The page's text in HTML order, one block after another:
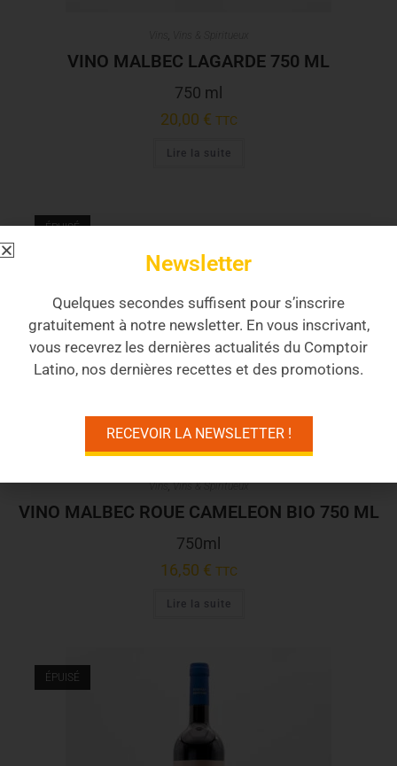
VINO MALBEC LAGARDE 750 ML
750 ml
20,00 € TTC
Lire la suite
ÉPUISÉ
Vins,Vins & Spiritueux
VINO MALBEC ROUE CAMELEON BIO 750 ML
750ml
16,50 € TTC
Lire la suite
ÉPUISÉ
Newsletter
Quelques secondes suffisent pour s’inscrire
gratuitement à notre newsletter. En vous inscrivant,
vous recevrez les dernières actualités du Comptoir
Latino, nos dernières recettes et des promotions.
RECEVOIR LA NEWSLETTER !